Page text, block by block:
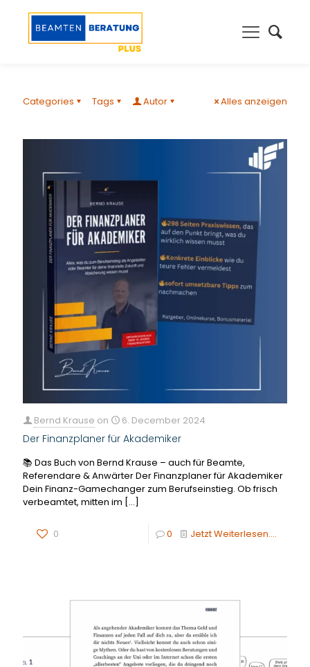
Categories Tags Autor Alles anzeigen
Bernd Krause on 6. December 2024
Der Finanzplaner für Akademiker
📚 Das Buch von Bernd Krause – auch für Beamte,
Referendare & Anwärter Der Finanzplaner für Akademiker
Dein Finanz-Gamechanger zum Berufseinstieg. Ob frisch
verbeamtet, mitten im […]
0 0 Jetzt Weiterlesen....